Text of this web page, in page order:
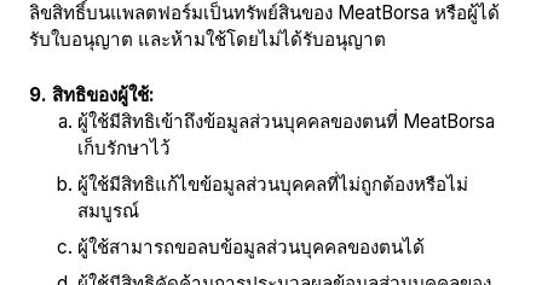
ลิขสิทธิ์บนแพลตฟอร์มเป็นทรัพย์สินของ MeatBorsa หรือผู้ได้
รับใบอนุญาต และห้ามใช้โดยไม่ได้รับอนุญาต
9. สิทธิของผู้ใช้:
ผู้ใช้มีสิทธิเข้าถึงข้อมูลส่วนบุคคลของตนที่ MeatBorsa
เก็บรักษาไว้
ผู้ใช้มีสิทธิแก้ไขข้อมูลส่วนบุคคลที่ไม่ถูกต้องหรือไม่
สมบูรณ์
ผู้ใช้สามารถขอลบข้อมูลส่วนบุคคลของตนได้